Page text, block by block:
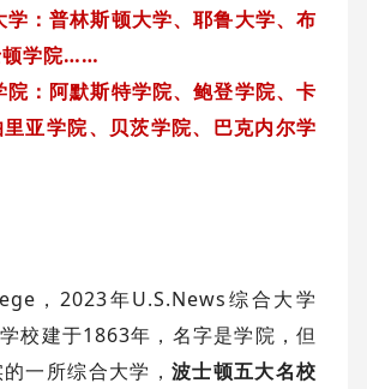
：普林斯顿大学、耶鲁大学、布
顿学院……
：阿默斯特学院、鲍登学院、卡
亚学院、贝茨学院、巴克内尔学
，2023年U.S.News综合大学
校建于1863年，名字是学院，但
一所综合大学， 波士顿五大名校